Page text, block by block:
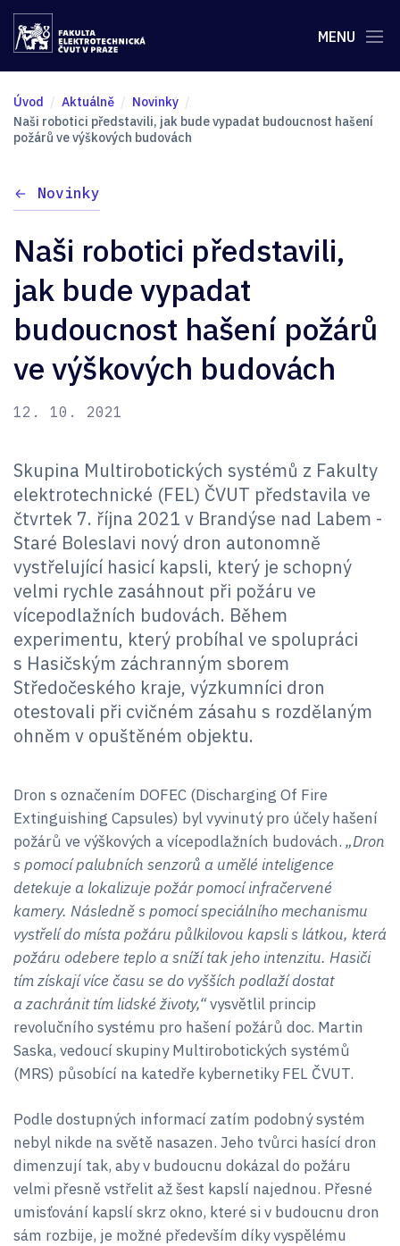
MENU
Úvod Aktuálně
Novinky
Naši robotici představili, jak bude vypadat budoucnost hašení
požárů ve výškových budovách
Novinky
Naši robotici představili,
jak bude vypadat
budoucnost hašení požárů
ve výškových budovách
12. 10. 2021
Skupina Multirobotických systémů z Fakulty
elektrotechnické (FEL) ČVUT představila ve
čtvrtek 7. října 2021 v Brandýse nad Labem -
Staré Boleslavi nový dron autonomně
vystřelující hasicí kapsli, který je schopný
velmi rychle zasáhnout při požáru ve
vícepodlažních budovách. Během
experimentu, který probíhal ve spolupráci
s Hasičským záchranným sborem
Středočeského kraje, výzkumníci dron
otestovali při cvičném zásahu s rozdělaným
ohněm v opuštěném objektu.
Dron s označením DOFEC (Discharging Of Fire
Extinguishing Capsules) byl vyvinutý pro účely hašení
požárů ve výškových a vícepodlažních budovách. „Dron
s pomocí palubních senzorů a umělé inteligence
detekuje a lokalizuje požár pomocí infračervené
kamery. Následně s pomocí speciálního mechanismu
vystřelí do místa požáru půlkilovou kapsli s látkou, která
požáru odebere teplo a sníží tak jeho intenzitu. Hasiči
tím získají více času se do vyšších podlaží dostat
a zachránit tím lidské životy,“vysvětlil princip
revolučního systému pro hašení požárů doc. Martin
Saska, vedoucí skupiny Multirobotických systémů
(MRS) působící na katedře kybernetiky FEL ČVUT.
Podle dostupných informací zatím podobný systém
nebyl nikde na světě nasazen. Jeho tvůrci hasící dron
dimenzují tak, aby v budoucnu dokázal do požáru
velmi přesně vstřelit až šest kapslí najednou. Přesné
umisťování kapslí skrz okno, které si v budoucnu dron
sám rozbije, je možné především díky vyspělému